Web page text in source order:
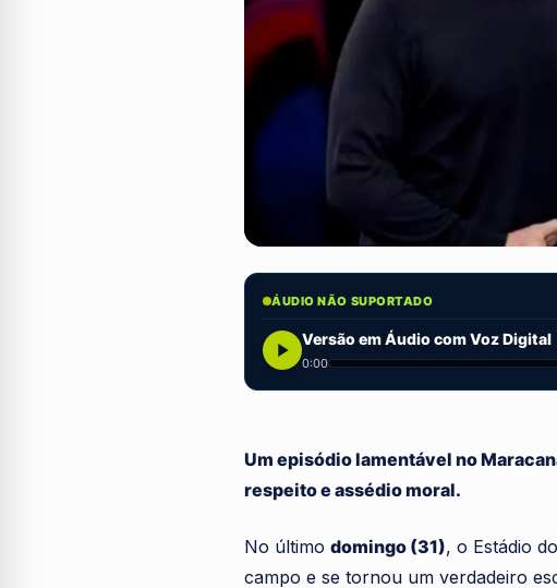
ÁUDIO NÃO SUPORTADO
Versão em Áudio com Voz Digital
0:00
Um episódio lamentável no
respeito e assédio moral.
No último domingo (31), o Estádio do
campo e se tornou um verdadeiro